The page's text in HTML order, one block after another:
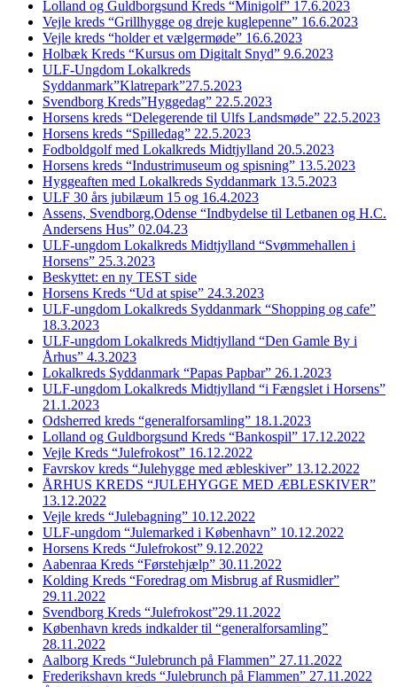
Lolland og Guldborgsund Kreds “Minigolf” 17.6.2023
Vejle kreds “Grillhygge og dreje kuglepenne” 16.6.2023
Vejle kreds “holder et vælgermøde” 16.6.2023
Holbæk Kreds “Kursus om Digitalt Snyd” 9.6.2023
ULF-Ungdom Lokalkreds
Syddanmark”Klatrepark”27.5.2023
Svendborg Kreds”Hyggedag” 22.5.2023
Horsens kreds “Delegerende til Ulfs Landsmøde” 22.5.2023
Horsens kreds “Spilledag” 22.5.2023
Fodboldgolf med Lokalkreds Midtjylland 20.5.2023
Horsens kreds “Industrimuseum og spisning” 13.5.2023
Hyggeaften med Lokalkreds Syddanmark 13.5.2023
ULF 30 års jubilæum 15 og 16.4.2023
Assens, Svendborg,Odense “Indbydelse til Letbanen og H.C.
Andersens Hus” 02.04.23
ULF-ungdom Lokalkreds Midtjylland “Svømmehallen i
Horsens” 25.3.2023
Beskyttet: en ny TEST side
Horsens Kreds “Ud at spise” 24.3.2023
ULF-ungdom Lokalkreds Syddanmark “Shopping og cafe”
18.3.2023
ULF-ungdom Lokalkreds Midtjylland “Den Gamle By i
Århus” 4.3.2023
Lokalkreds Syddanmark “Papas Papbar” 26.1.2023
ULF-ungdom Lokalkreds Midtjylland “i Fængslet i Horsens”
21.1.2023
Odsherred kreds “generalforsamling” 18.1.2023
Lolland og Guldborgsund Kreds “Bankospil” 17.12.2022
Vejle Kreds “Julefrokost” 16.12.2022
Favrskov kreds “Julehygge med æbleskiver” 13.12.2022
ÅRHUS KREDS “JULEHYGGE MED ÆBLESKIVER”
13.12.2022
Vejle kreds “Julebagning” 10.12.2022
ULF-ungdom “Julemarked i København” 10.12.2022
Horsens Kreds “Julefrokost” 9.12.2022
Aabenraa Kreds “Førstehjælp” 30.11.2022
Kolding Kreds “Foredrag om Misbrug af Rusmidler”
29.11.2022
Svendborg Kreds “Julefrokost”29.11.2022
København kreds indkalder til “generalforsamling”
28.11.2022
Aalborg Kreds “Julebrunch på Flammen” 27.11.2022
Frederikshavn kreds “Julebrunch på Flammen” 27.11.2022